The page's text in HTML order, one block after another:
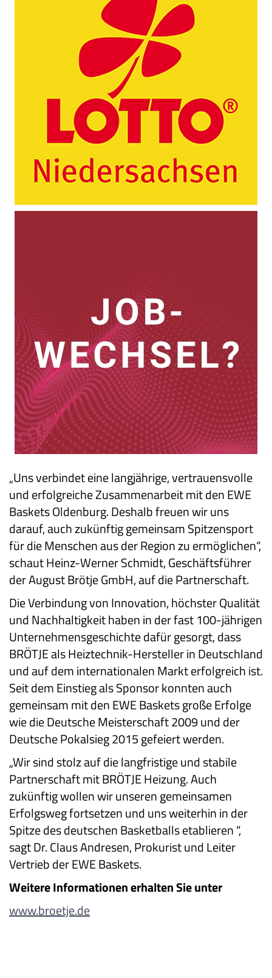
„Uns verbindet eine langjährige, vertrauensvolle
und erfolgreiche Zusammenarbeit mit den EWE
Baskets Oldenburg. Deshalb freuen wir uns
darauf, auch zukünftig gemeinsam Spitzensport
für die Menschen aus der Region zu ermöglichen“,
schaut Heinz-Werner Schmidt, Geschäftsführer
der August Brötje GmbH, auf die Partnerschaft.
Die Verbindung von Innovation, höchster Qualität
und Nachhaltigkeit haben in der fast 100-jährigen
Unternehmensgeschichte dafür gesorgt, dass
BRÖTJE als Heiztechnik-Hersteller in Deutschland
und auf dem internationalen Markt erfolgreich ist.
Seit dem Einstieg als Sponsor konnten auch
gemeinsam mit den EWE Baskets große Erfolge
wie die Deutsche Meisterschaft 2009 und der
Deutsche Pokalsieg 2015 gefeiert werden.
„Wir sind stolz auf die langfristige und stabile
Partnerschaft mit BRÖTJE Heizung. Auch
zukünftig wollen wir unseren gemeinsamen
Erfolgsweg fortsetzen und uns weiterhin in der
Spitze des deutschen Basketballs etablieren “,
sagt Dr. Claus Andresen, Prokurist und Leiter
Vertrieb der EWE Baskets.
Weitere Informationen erhalten Sie unter
www.broetje.de